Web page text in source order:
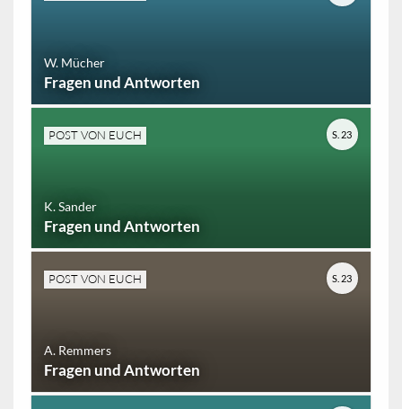
W. Mücher
Fragen und Antworten
POST VON EUCH
K. Sander
Fragen und Antworten
S. 23
POST VON EUCH
A. Remmers
Fragen und Antworten
S. 23